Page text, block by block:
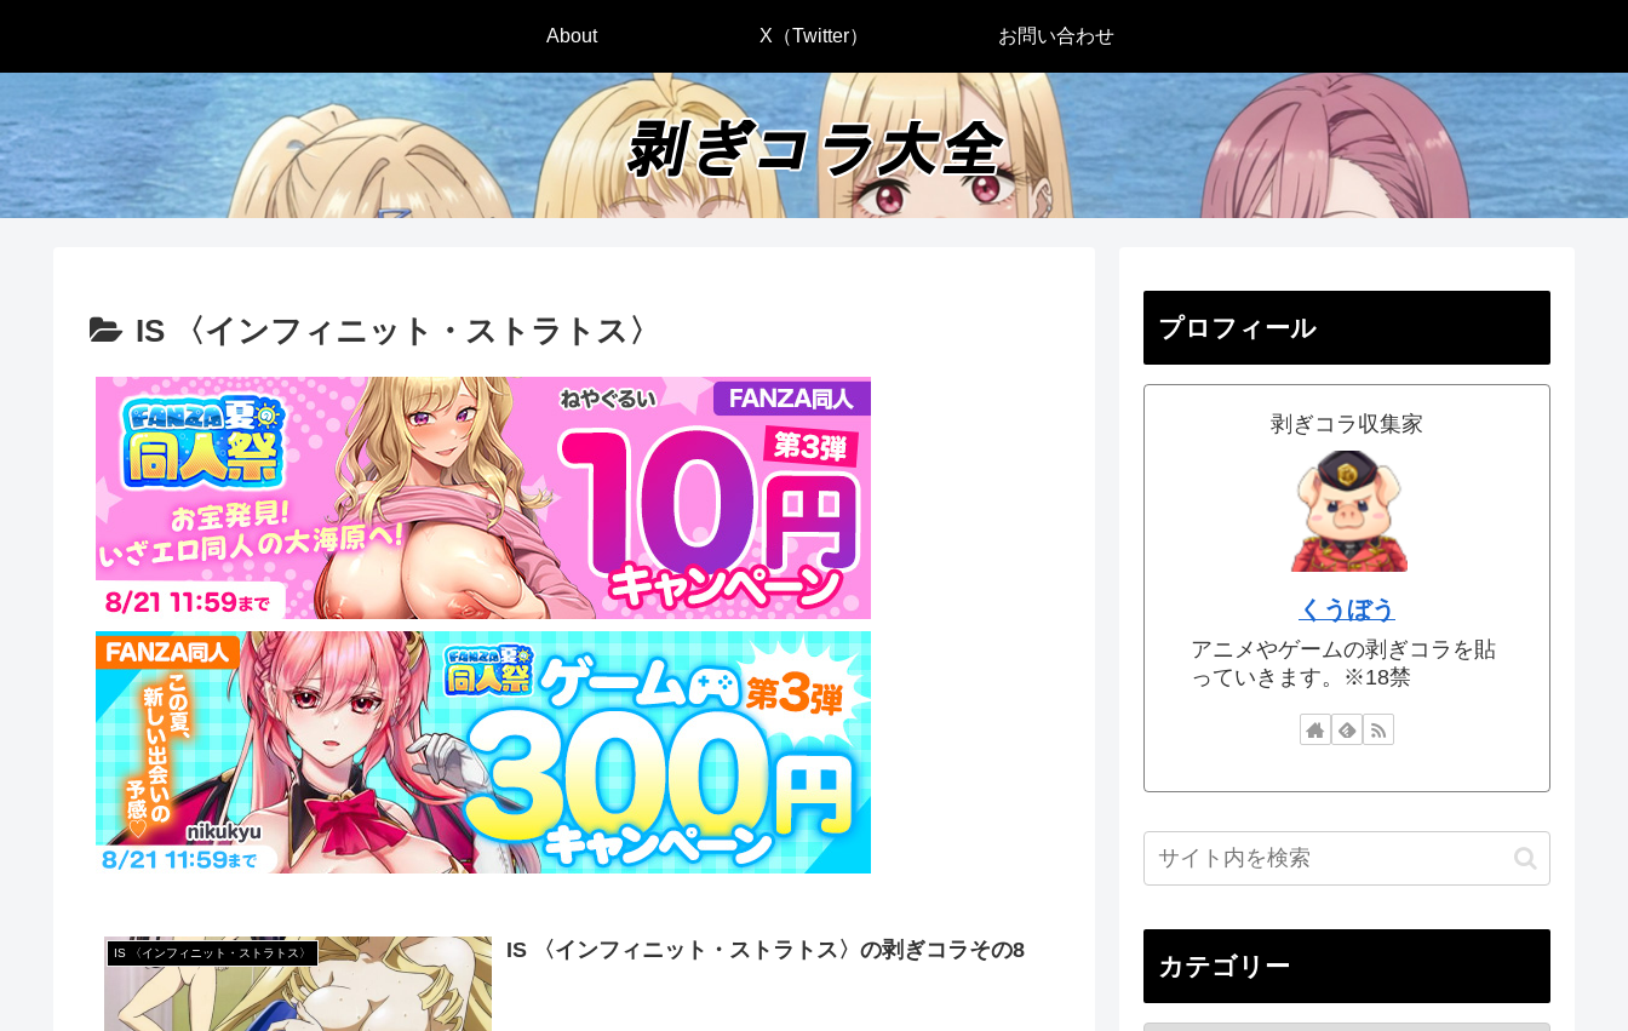
About X（Twitter） お問い合わせ
IS 〈インフィニット・ストラトス〉
IS 〈インフィニット・ストラトス〉 IS 〈インフィニット・ストラトス〉の剥ぎコラその8
プロフィール
剥ぎコラ収集家
くうぼう
アニメやゲームの剥ぎコラを貼
っていきます。※18禁
カテゴリー